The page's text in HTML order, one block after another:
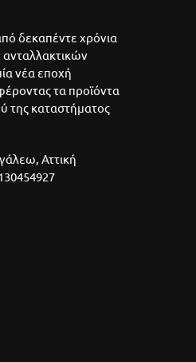
δεκαπέντε χρόνια
νέα εποχή
τα προϊόντα
της καταστήματος
Αττική